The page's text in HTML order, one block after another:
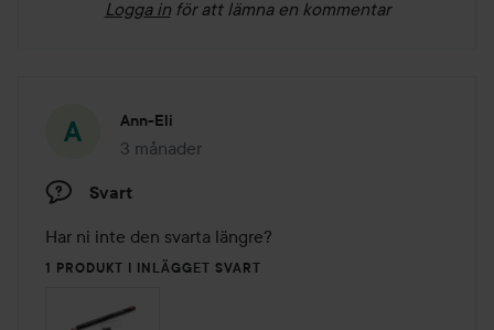
Logga in för att lämna en kommentar
Ann-Eli
3 månader
Inlägget skapades 3 månader
Svart
Har ni inte den svarta längre?
1 PRODUKT I INLÄGGET SVART